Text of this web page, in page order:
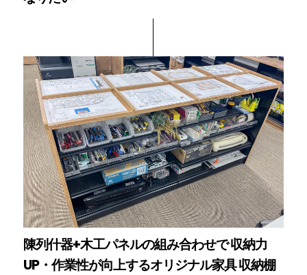
陳列什器+木工パネルの組み合わせで 収納力
UP・作業性が向上するオリジナル家具 収納棚